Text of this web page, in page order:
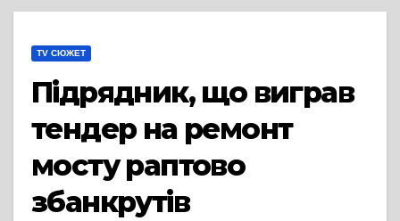
TV СЮЖЕТ
Підрядник, що виграв
тендер на ремонт
мосту раптово
збанкрутів